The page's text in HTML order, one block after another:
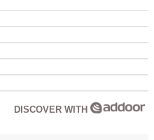
DISCOVER WITH